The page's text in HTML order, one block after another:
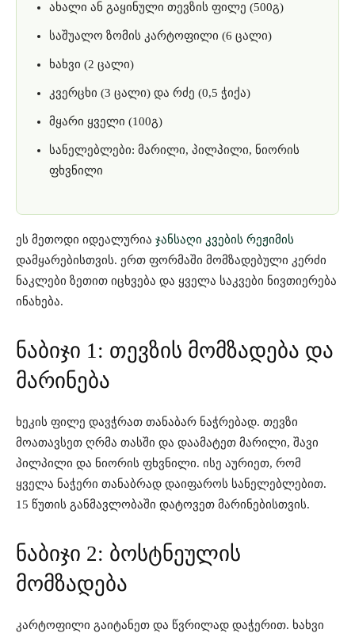
ახალი ან გაყინული თევზის ფილე (500გ)
საშუალო ზომის კარტოფილი (6 ცალი)
ხახვი (2 ცალი)
კვერცხი (3 ცალი) და რძე (0,5 ჭიქა)
მყარი ყველი (100გ)
სანელებლები: მარილი, პილპილი, ნიორის
ფხვნილი
ეს მეთოდი იდეალურია ჯანსაღი კვების რეჟიმის
დამყარებისთვის. ერთ ფორმაში მომზადებული კერძი
ნაკლები ზეთით იცხვება და ყველა საკვები ნივთიერება
ინახება.
ნაბიჯი 1: თევზის მომზადება და
მარინება
ხეკის ფილე დავჭრათ თანაბარ ნაჭრებად. თევზი
მოათავსეთ ღრმა თასში და დაამატეთ მარილი, შავი
პილპილი და ნიორის ფხვნილი. ისე აურიეთ, რომ
ყველა ნაჭერი თანაბრად დაიფაროს სანელებლებით.
15 წუთის განმავლობაში დატოვეთ მარინებისთვის.
ნაბიჯი 2: ბოსტნეულის
მომზადება
კარტოფილი გაიტანეთ და წვრილად დაჭერით. ხახვი